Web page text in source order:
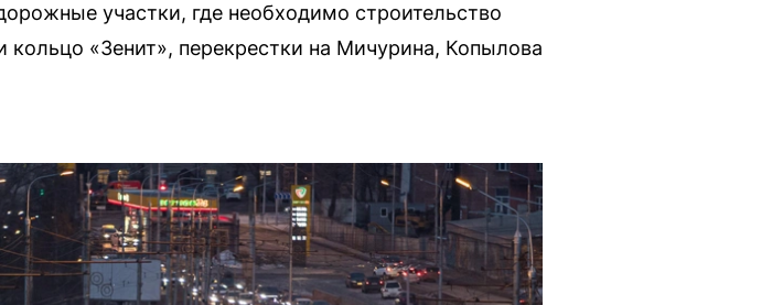
участки, где необходимо строительство
«Зенит», перекрестки на Мичурина, Копылова